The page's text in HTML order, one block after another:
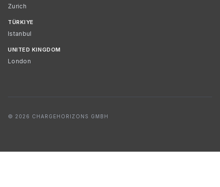
Zurich
TÜRKIYE
Istanbul
UNITED KINGDOM
London
© 2026 CHARGEHORIZONS GMBH